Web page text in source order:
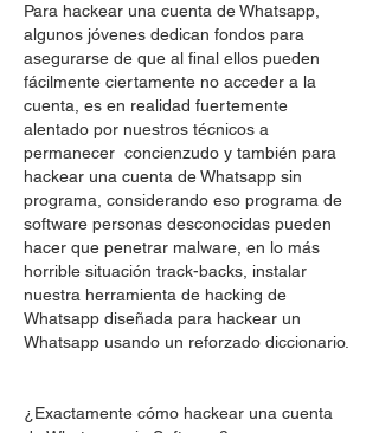
Para hackear una cuenta de Whatsapp,
algunos jóvenes dedican fondos para
asegurarse de que al final ellos pueden
fácilmente ciertamente no acceder a la
cuenta, es en realidad fuertemente
alentado por nuestros técnicos a
permanecer  concienzudo y también para
hackear una cuenta de Whatsapp sin
programa, considerando eso programa de
software personas desconocidas pueden
hacer que penetrar malware, en lo más
horrible situación track-backs, instalar
nuestra herramienta de hacking de
Whatsapp diseñada para hackear un
Whatsapp usando un reforzado diccionario.
¿Exactamente cómo hackear una cuenta